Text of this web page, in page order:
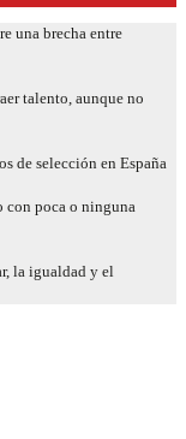
una brecha entre
talento, aunque no
de selección en España
con poca o ninguna
la igualdad y el